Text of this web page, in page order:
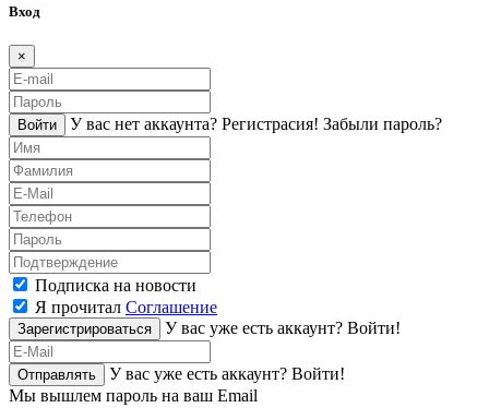
Вход
×
Войти У вас нет аккаунта? Регистраcия! Забыли пароль?
Подписка на новости
Я прочитал Соглашение
Зарегистрироваться У вас уже есть аккаунт? Войти!
Отправлять У вас уже есть аккаунт? Войти!
Мы вышлем пароль на ваш Email